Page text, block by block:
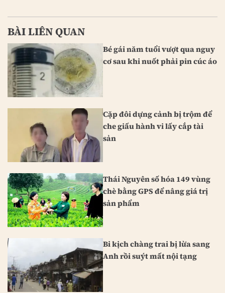
BÀI LIÊN QUAN
Bé gái năm tuổi vượt qua nguy
cơ sau khi nuốt phải pin cúc áo
Cặp đôi dựng cảnh bị trộm để
che giấu hành vi lấy cắp tài
sản
Thái Nguyên số hóa 149 vùng
chè bằng GPS để nâng giá trị
sản phẩm
Bi kịch chàng trai bị lừa sang
Anh rồi suýt mất nội tạng